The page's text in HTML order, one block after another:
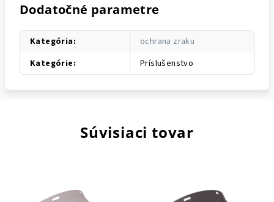
Dodatočné parametre
Kategória:
ochrana zraku
Kategórie: Príslušenstvo
Súvisiaci tovar